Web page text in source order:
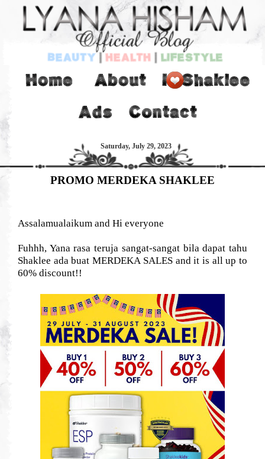
Saturday, July 29, 2023
PROMO MERDEKA SHAKLEE
Assalamualaikum and Hi everyone
Fuhhh, Yana rasa teruja sangat-sangat bila dapat tahu
Shaklee ada buat MERDEKA SALES and it is all up to
60% discount!!